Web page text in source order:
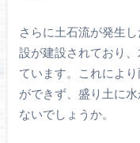
さらに土石流が発生
設が建設されており
ています。これによ
ができず、盛り土に
ないでしょうか。